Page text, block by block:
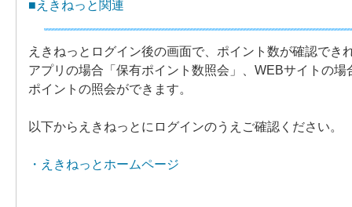
■えきねっと関連
えきねっとログイン後の画面で、ポイント数が確認でき
アプリの場合「保有ポイント数照会」、WEBサイトの
ポイントの照会ができます。
以下からえきねっとにログインのうえご確認ください。
・えきねっとホームページ